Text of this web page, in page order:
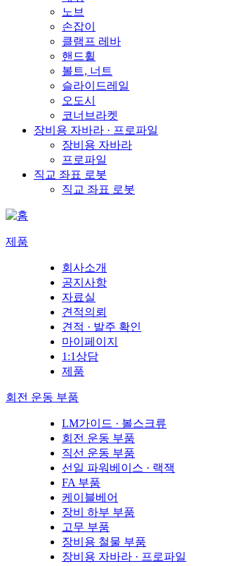
노브
손잡이
클램프 레바
핸드휠
볼트, 너트
슬라이드레일
오도시
코너브라켓
장비용 자바라 · 프로파일
장비용 자바라
프로파일
직교 좌표 로봇
직교 좌표 로봇
제품
회사소개
공지사항
자료실
견적의뢰
견적 · 발주 확인
마이페이지
1:1상담
제품
회전 운동 부품
LM가이드 · 볼스크류
회전 운동 부품
직선 운동 부품
선일 파워베이스 · 랙잭
FA 부품
케이블베어
장비 하부 부품
고무 부품
장비용 철물 부품
장비용 자바라 · 프로파일